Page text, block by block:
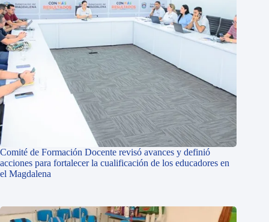
Comité de Formación Docente revisó avances y definió
acciones para fortalecer la cualificación de los educadores en
el Magdalena